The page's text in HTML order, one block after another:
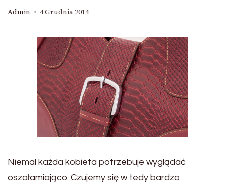
Admin 4 Grudnia 2014
Niemal każda kobieta potrzebuje wyglądać
oszałamiająco. Czujemy się w tedy bardzo